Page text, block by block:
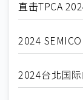
直击TPCA
2024
2024台北国